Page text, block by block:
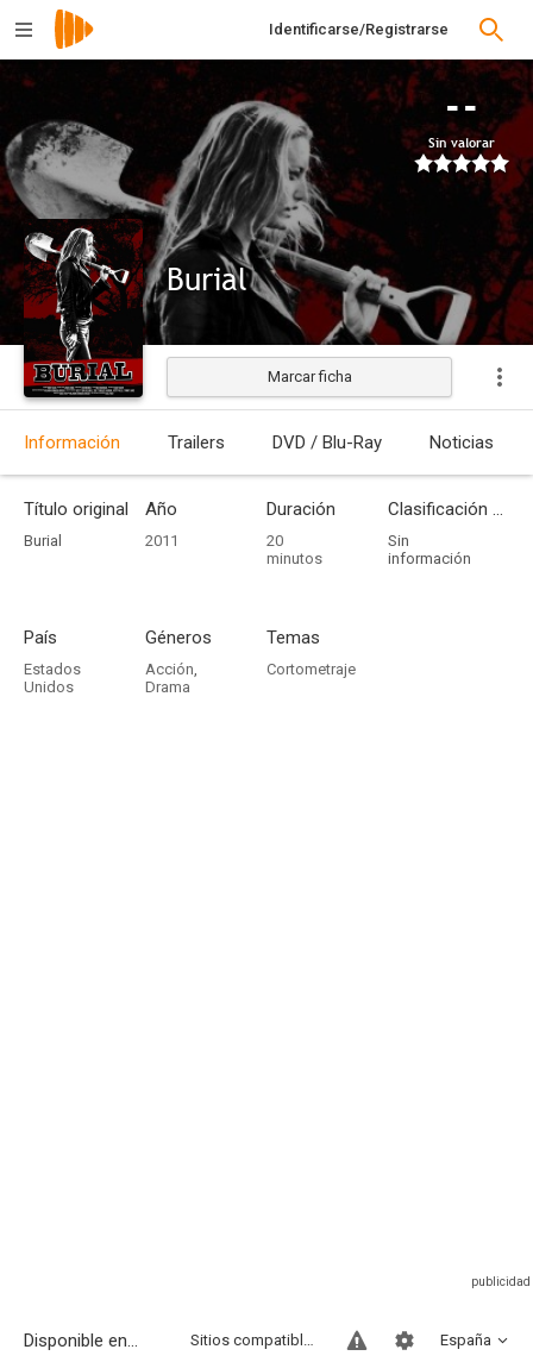
Identificarse/Registrarse
--
Sin valorar
Burial
Estrenada
Marcar ficha
Información Trailers DVD / Blu-Ray Noticias
Título original
Burial
Año
2011
Duración
20
minutos
Clasificación por edades
Sin
información
País
Estados
Unidos
Géneros
Acción,
Drama
Temas
Cortometraje
Disponible en... España
Sitios compatibles